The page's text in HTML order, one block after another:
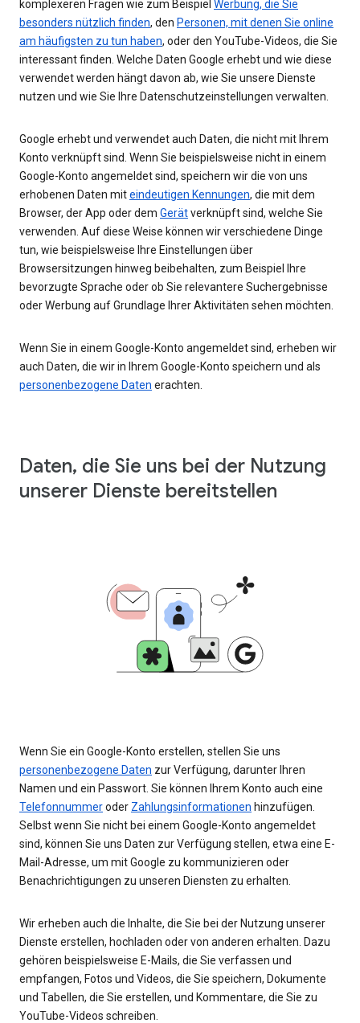
komplexeren Fragen wie zum Beispiel Werbung, die Sie
besonders nützlich finden, den Personen, mit denen Sie online
am häufigsten zu tun haben, oder den YouTube-Videos, die Sie
interessant finden. Welche Daten Google erhebt und wie diese
verwendet werden hängt davon ab, wie Sie unsere Dienste
nutzen und wie Sie Ihre Datenschutzeinstellungen verwalten.
Google erhebt und verwendet auch Daten, die nicht mit Ihrem
Konto verknüpft sind. Wenn Sie beispielsweise nicht in einem
Google-Konto angemeldet sind, speichern wir die von uns
erhobenen Daten miteindeutigen Kennungen, die mit dem
Browser, der App oder dem Gerätverknüpft sind, welche Sie
verwenden. Auf diese Weise können wir verschiedene Dinge
tun, wie beispielsweise Ihre Einstellungen über
Browsersitzungen hinweg beibehalten, zum Beispiel Ihre
bevorzugte Sprache oder ob Sie relevantere Suchergebnisse
oder Werbung auf Grundlage Ihrer Aktivitäten sehen möchten.
Wenn Sie in einem Google-Konto angemeldet sind, erheben wir
auch Daten, die wir in Ihrem Google-Konto speichern und als
personenbezogene Daten erachten.
Daten, die Sie uns bei der Nutzung
unserer Dienste bereitstellen
Wenn Sie ein Google-Konto erstellen, stellen Sie uns
personenbezogene Daten zur Verfügung, darunter Ihren
Namen und ein Passwort. Sie können Ihrem Konto auch eine
Telefonnummeroder Zahlungsinformationen hinzufügen.
Selbst wenn Sie nicht bei einem Google-Konto angemeldet
sind, können Sie uns Daten zur Verfügung stellen, etwa eine E-
Mail-Adresse, um mit Google zu kommunizieren oder
Benachrichtigungen zu unseren Diensten zu erhalten.
Wir erheben auch die Inhalte, die Sie bei der Nutzung unserer
Dienste erstellen, hochladen oder von anderen erhalten. Dazu
gehören beispielsweise E-Mails, die Sie verfassen und
empfangen, Fotos und Videos, die Sie speichern, Dokumente
und Tabellen, die Sie erstellen, und Kommentare, die Sie zu
YouTube-Videos schreiben.